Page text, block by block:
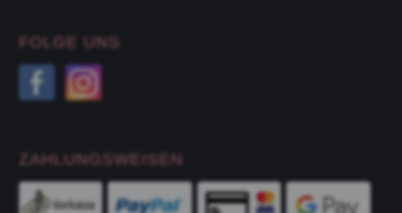
FOLGE UNS
ZAHLUNGSWEISEN